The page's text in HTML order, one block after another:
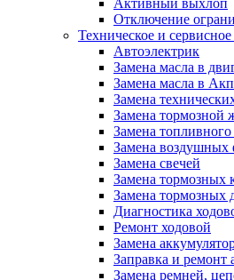
Активный выхлоп
Отключение
Техническое и
Автоэлектрик
Замена масла в
Замена масла в
Замена
Замена тормозной
Замена топливного
Замена воздушных
Замена свечей
Замена тормозных
Замена тормозных
Диагностика
Ремонт ходовой
Замена
Заправка и ремонт
Замена ремней,